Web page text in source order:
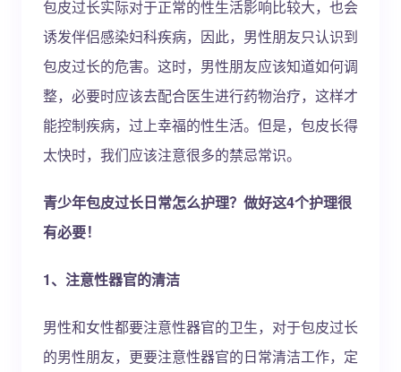
包皮过长实际对于正常的性生活影响比较大，也会
诱发伴侣感染妇科疾病，因此，男性朋友只认识到
包皮过长的危害。这时，男性朋友应该知道如何调
整，必要时应该去配合医生进行药物治疗，这样才
能控制疾病，过上幸福的性生活。但是，包皮长得
太快时，我们应该注意很多的禁忌常识。
青少年包皮过长日常怎么护理？做好这4个护理很
有必要！
1、注意性器官的清洁
男性和女性都要注意性器官的卫生，对于包皮过长
的男性朋友，更要注意性器官的日常清洁工作，定